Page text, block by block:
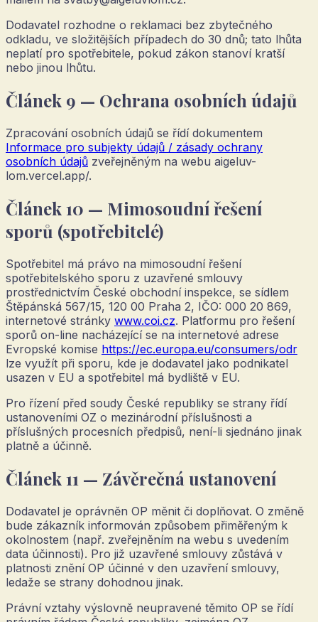
Dodavatel rozhodne o reklamaci bez zbytečného
odkladu, ve složitějších případech do 30 dnů; tato lhůta
neplatí pro spotřebitele, pokud zákon stanoví kratší
nebo jinou lhůtu.
Článek 9 — Ochrana osobních údajů
Zpracování osobních údajů se řídí dokumentem
Informace pro subjekty údajů / zásady ochrany
osobních údajů zveřejněným na webu aigeluv-
lom.vercel.app/.
Článek 10 — Mimosoudní řešení
sporů (spotřebitelé)
Spotřebitel má právo na mimosoudní řešení
spotřebitelského sporu z uzavřené smlouvy
prostřednictvím České obchodní inspekce, se sídlem
Štěpánská 567/15, 120 00 Praha 2, IČO: 000 20 869,
internetové stránky www.coi.cz. Platformu pro řešení
sporů on-line nacházející se na internetové adrese
Evropské komise https://ec.europa.eu/consumers/odr
lze využít při sporu, kde je dodavatel jako podnikatel
usazen v EU a spotřebitel má bydliště v EU.
Pro řízení před soudy České republiky se strany řídí
ustanoveními OZ o mezinárodní příslušnosti a
příslušných procesních předpisů, není-li sjednáno jinak
platně a účinně.
Článek 11 — Závěrečná ustanovení
Dodavatel je oprávněn OP měnit či doplňovat. O změně
bude zákazník informován způsobem přiměřeným k
okolnostem (např. zveřejněním na webu s uvedením
data účinnosti). Pro již uzavřené smlouvy zůstává v
platnosti znění OP účinné v den uzavření smlouvy,
ledaže se strany dohodnou jinak.
Právní vztahy výslovně neupravené těmito OP se řídí